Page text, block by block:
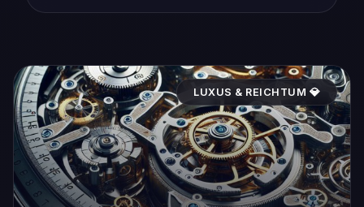
LUXUS & REICHTUM 💎